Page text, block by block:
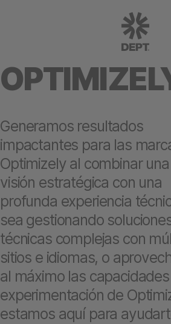
Generamos resultados
impactantes para las
Optimizely al combinar una
visión estratégica con una
profunda experiencia
sea gestionando
técnicas complejas con
sitios e idiomas, o
al máximo las
experimentación de
estamos aquí para